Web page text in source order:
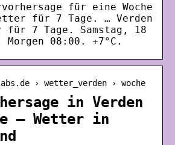
für eine Woche
für 7 Tage. … Verden
für 7 Tage. Samstag, 18
Morgen 08:00. +7°C.
› wetter_verden › woche
in Verden
– Wetter in